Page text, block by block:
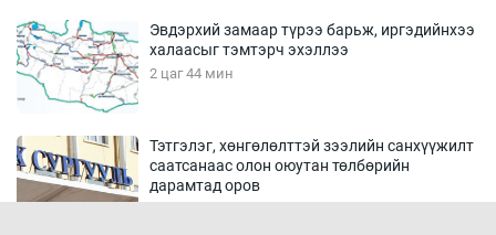
Эвдэрхий замаар түрээ барьж, иргэдийнхээ
халаасыг тэмтэрч эхэллээ
2 цаг 44 мин
Тэтгэлэг, хөнгөлөлттэй зээлийн санхүүжилт
саатсанаас олон оюутан төлбөрийн
дарамтад оров